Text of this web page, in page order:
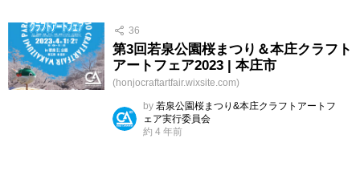
36
第3回若泉公園桜まつり＆本庄クラフト
アートフェア2023 | 本庄市
(honjocraftartfair.wixsite.com)
by 若泉公園桜まつり&本庄クラフトアートフ
ェア実行委員会
約 4 年前